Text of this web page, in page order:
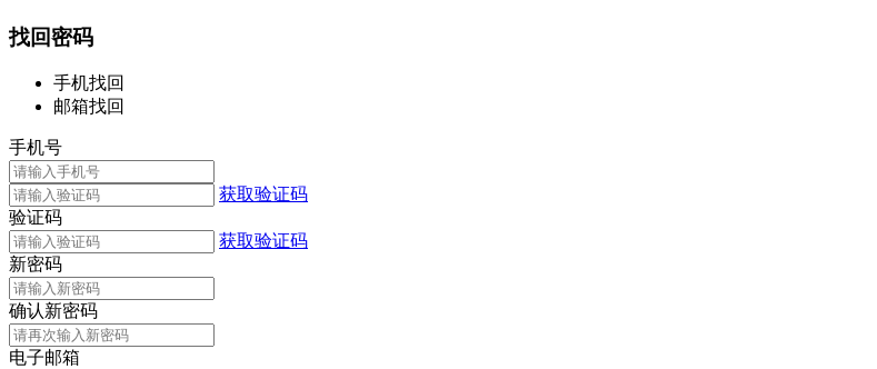
找回密码
手机找回
邮箱找回
手机号
获取验证码
验证码
获取验证码
新密码
确认新密码
电子邮箱